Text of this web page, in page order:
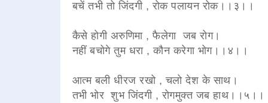
बचें तभी तो जिंदगी , रोक पलायन रोक।।३।।
कैसे होगी अरुणिमा , फैलेगा जब रोग।
नहीं बचोगे तुम धरा , कौन करेगा भोग।।४।।
आत्म बली धीरज रखो , चलो देश के साथ।
तभी भोर शुभ जिंदगी , रोगमुक्त जब हाथ।।५।।